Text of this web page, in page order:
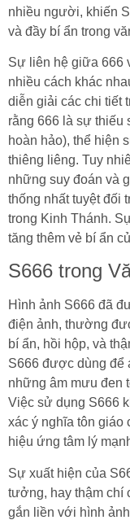
nhiều người, khiến
và đầy bí ẩn trong
Sự liên hệ giữa 666
nhiều cách khác
diễn giải các chi tiết
rằng 666 là sự thiếu
hoàn hảo), thể hiện
thiêng liêng. Tuy
những suy đoán và
thống nhất tuyệt đối
trong Kinh Thánh.
tăng thêm vẻ bí ẩn
S666 trong
Hình ảnh S666 đã
điện ảnh, thường
bí ẩn, hồi hộp, và
S666 được dùng để
những âm mưu đen
Việc sử dụng S666
xác ý nghĩa tôn giáo
hiệu ứng tâm lý
Sự xuất hiện của
tưởng, hay thậm chí
gắn liền với hình